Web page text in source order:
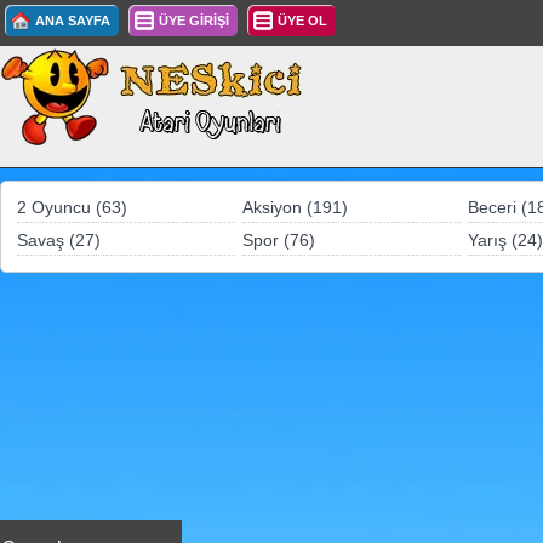
ANA SAYFA ÜYE GİRİŞİ ÜYE OL
2 Oyuncu (63) Aksiyon (191)
Beceri
Savaş (27)
Spor (76) Yarış (24)